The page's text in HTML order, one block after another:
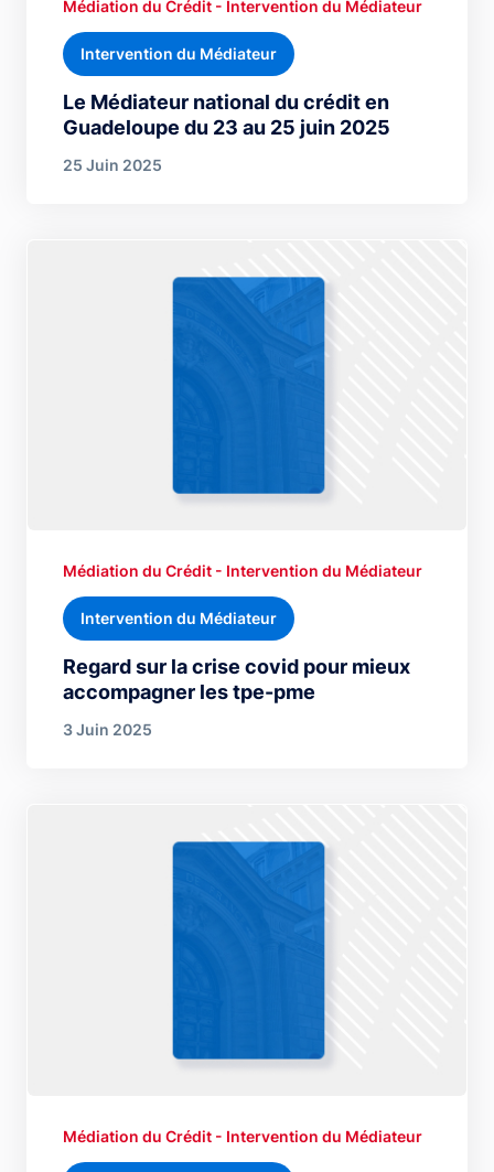
Le Médiateur national du crédit en
Guadeloupe du 23 au 25 juin 2025
Médiation du Crédit - Intervention du Médiateur
Intervention du Médiateur
25 Juin 2025
Regard sur la crise covid pour mieux
accompagner les tpe-pme
Médiation du Crédit - Intervention du Médiateur
Intervention du Médiateur
3 Juin 2025
Médiation du Crédit - Intervention du Médiateur